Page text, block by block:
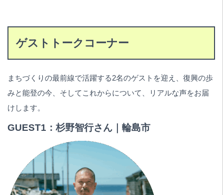
ゲストトークコーナー
まちづくりの最前線で活躍する2名のゲストを迎え、復興の歩
みと能登の今、そしてこれからについて、リアルな声をお届
けします。
GUEST1：杉野智行さん｜輪島市